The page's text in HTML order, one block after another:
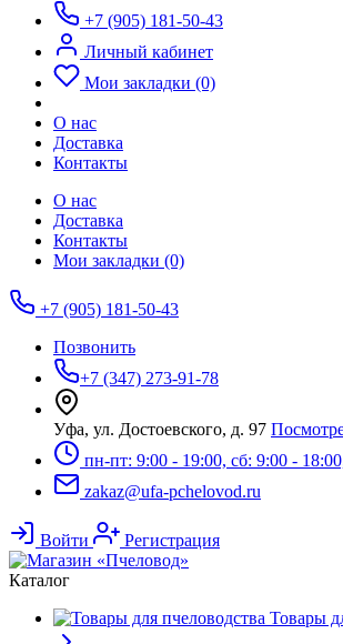
+7 (905) 181-50-43
Личный кабинет
Мои закладки (0)
О нас
Доставка
Контакты
О нас
Доставка
Контакты
Мои закладки (0)
+7 (905) 181-50-43
Позвонить
+7 (347) 273-91-78
Уфа, ул. Достоевского, д. 97
пн-пт: 9:00 - 19:00, сб: 9:00 -
zakaz@ufa-pchelovod.ru
Войти Регистрация
Каталог
Товары